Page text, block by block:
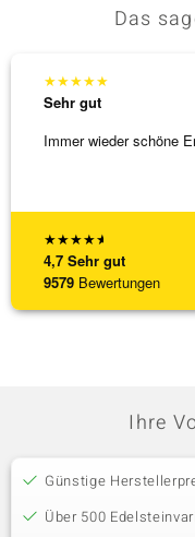
Das
★★★★★
4,7 Sehr gut
9579 Bewertungen
★★★★★
Sehr gut
Immer wieder schöne
Ihre
Günstige
Über 500